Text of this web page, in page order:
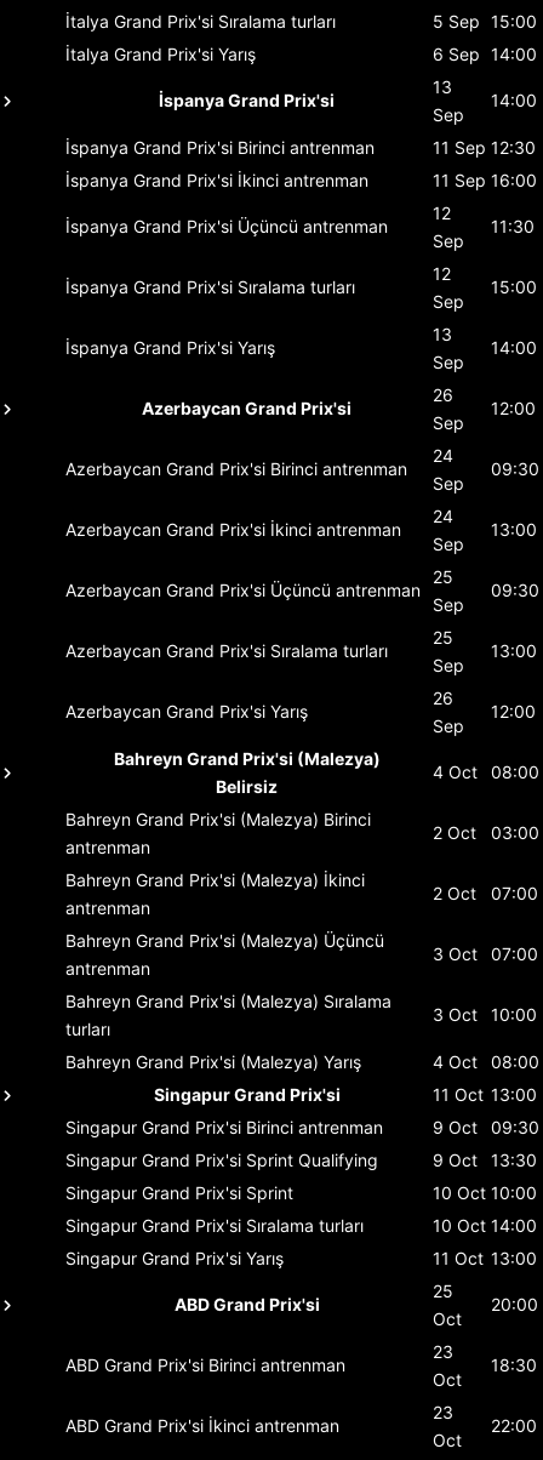
İtalya Grand Prix'si Sıralama turları 5 Sep 15:00
İtalya Grand Prix'si Yarış 6 Sep 14:00
İspanya Grand Prix'si
13
Sep
14:00
İspanya Grand Prix'si Birinci antrenman 11 Sep 12:30
İspanya Grand Prix'si İkinci antrenman 11 Sep 16:00
İspanya Grand Prix'si Üçüncü antrenman
12
Sep
11:30
İspanya Grand Prix'si Sıralama turları
12
Sep
15:00
İspanya Grand Prix'si Yarış
13
Sep
14:00
Azerbaycan Grand Prix'si
26
Sep
12:00
Azerbaycan Grand Prix'si Birinci antrenman
24
Sep
09:30
Azerbaycan Grand Prix'si İkinci antrenman
24
Sep
13:00
Azerbaycan Grand Prix'si Üçüncü antrenman
25
Sep
09:30
Azerbaycan Grand Prix'si Sıralama turları
25
Sep
13:00
Azerbaycan Grand Prix'si Yarış
26
Sep
12:00
Bahreyn Grand Prix'si (Malezya)
Belirsiz
4 Oct 08:00
Bahreyn Grand Prix'si (Malezya) Birinci
antrenman
2 Oct 03:00
Bahreyn Grand Prix'si (Malezya) İkinci
antrenman
2 Oct 07:00
Bahreyn Grand Prix'si (Malezya) Üçüncü
antrenman
3 Oct 07:00
Bahreyn Grand Prix'si (Malezya) Sıralama
turları
3 Oct 10:00
Bahreyn Grand Prix'si (Malezya) Yarış 4 Oct
08:00
Singapur Grand Prix'si
11 Oct 13:00
Singapur Grand Prix'si Birinci antrenman 9 Oct
09:30
Singapur Grand Prix'si Sprint Qualifying 9 Oct
13:30
Singapur Grand Prix'si Sprint 10 Oct 10:00
Singapur Grand Prix'si Sıralama turları 10 Oct 14:00
Singapur Grand Prix'si Yarış 11 Oct 13:00
ABD Grand Prix'si
25
Oct
20:00
ABD Grand Prix'si Birinci antrenman
23
Oct
18:30
ABD Grand Prix'si İkinci antrenman
23
Oct
22:00